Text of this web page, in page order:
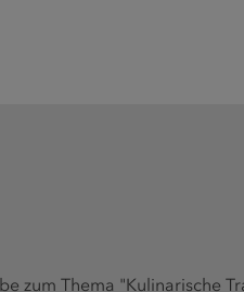
zum Thema "Kulinarische